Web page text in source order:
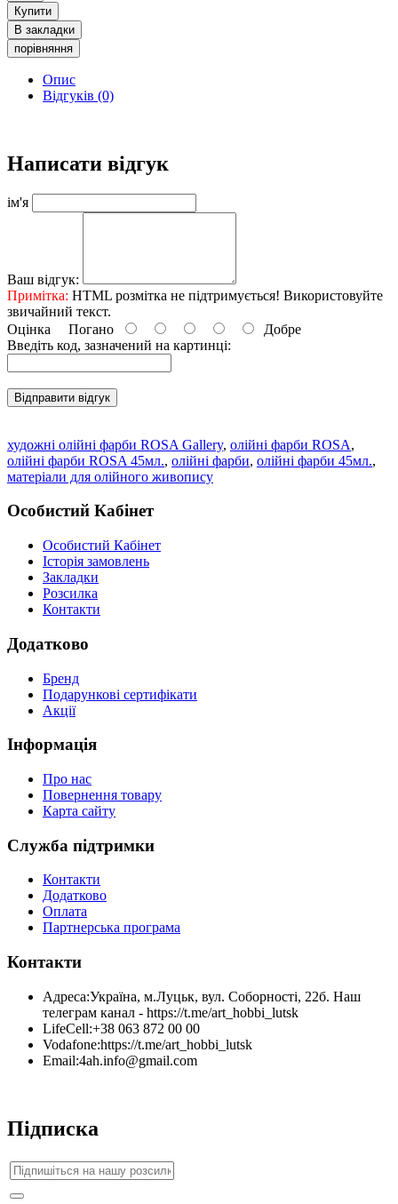
Купити
В закладки
порівняння
Опис
Відгуків (0)
Написати відгук
ім'я
Ваш відгук:
Примітка: HTML розмітка не підтримується! Використовуйте
звичайний текст.
Оцінка Погано
Добре
Введіть код, зазначений на картинці:
Відправити відгук
художні олійні фарби ROSA Gallery, олійні фарби ROSA,
олійні фарби ROSA 45мл., олійні фарби, олійні фарби 45мл.,
матеріали для олійного живопису
Особистий Кабінет
Особистий Кабінет
Історія замовлень
Закладки
Розсилка
Контакти
Додатково
Бренд
Подарункові сертифікати
Акції
Інформація
Про нас
Повернення товару
Карта сайту
Служба підтримки
Контакти
Додатково
Оплата
Партнерська програма
Контакти
Адреса:Україна, м.Луцьк, вул. Соборності, 22б. Наш
телеграм канал - https://t.me/art_hobbi_lutsk
LifeCell:+38 063 872 00 00
Vodafone:https://t.me/art_hobbi_lutsk
Email:4ah.info@gmail.com
Підписка